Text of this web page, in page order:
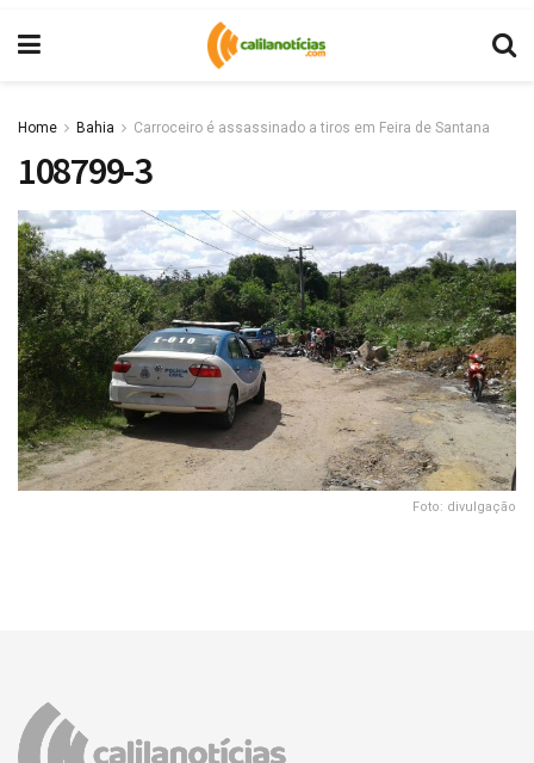
Home Bahia Carroceiro é assassinado a tiros em Feira de Santana
108799-3
Foto: divulgação